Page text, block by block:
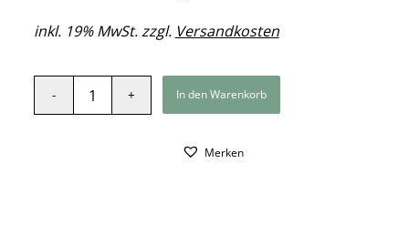
inkl. 19% MwSt. zzgl. Versandkosten
In den Warenkorb
Merken